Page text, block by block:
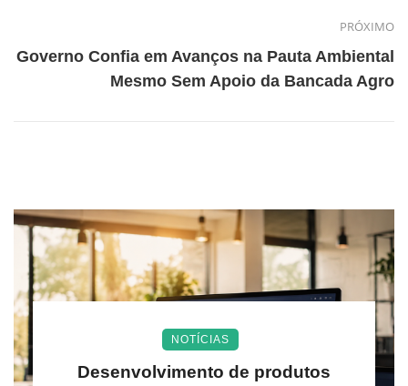
PRÓXIMO
Governo Confia em Avanços na Pauta Ambiental
Mesmo Sem Apoio da Bancada Agro
NOTÍCIAS
Desenvolvimento de produtos